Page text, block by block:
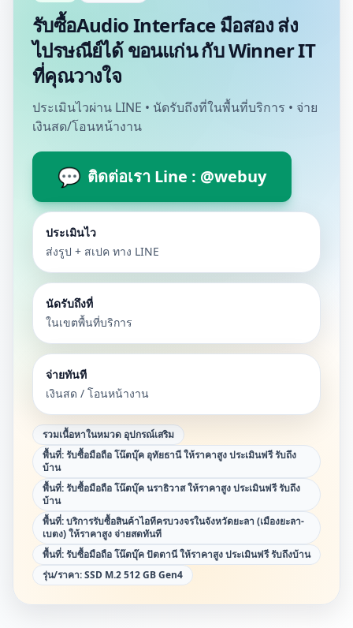
รับซื้อAudio Interface มือสอง ส่ง
ไปรษณีย์ได้ ขอนแก่น กับ Winner IT
ที่คุณวางใจ
ประเมินไวผ่าน LINE • นัดรับถึงที่ในพื้นที่บริการ • จ่าย
เงินสด/โอนหน้างาน
💬 ติดต่อเรา Line : @webuy
ประเมินไว
ส่งรูป + สเปค ทาง LINE
นัดรับถึงที่
ในเขตพื้นที่บริการ
จ่ายทันที
เงินสด / โอนหน้างาน
รวมเนื้อหาในหมวด อุปกรณ์เสริม
พื้นที่:รับซื้อมือถือ โน๊ตบุ๊ค อุทัยธานี ให้ราคาสูง ประเมินฟรี รับถึง
บ้าน
พื้นที่:รับซื้อมือถือ โน๊ตบุ๊ค นราธิวาส ให้ราคาสูง ประเมินฟรี รับถึง
บ้าน
พื้นที่:บริการรับซื้อสินค้าไอทีครบวงจรในจังหวัดยะลา (เมืองยะลา-
เบตง) ให้ราคาสูง จ่ายสดทันที
พื้นที่:รับซื้อมือถือ โน๊ตบุ๊ค ปัตตานี ให้ราคาสูง ประเมินฟรี รับถึงบ้าน
รุ่น/ราคา:SSD M.2 512 GB Gen4